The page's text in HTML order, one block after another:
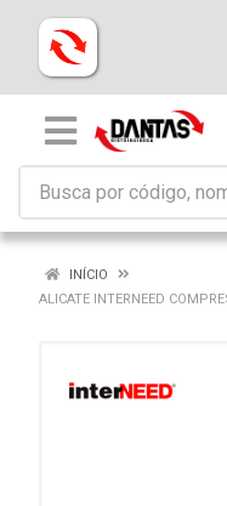
INÍCIO
ALICATE INTERNEED